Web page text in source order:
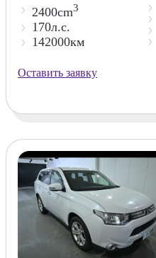
2400cm3
170л.с.
142000км
Оставить заявку